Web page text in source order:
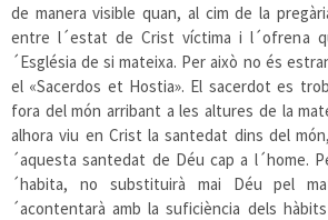
de manera visible quan, al cim de la
entre l´estat de Crist víctima i l´ofrena
´Església de si mateixa. Per això no és
el «Sacerdos et Hostia». El sacerdot es
fora del món arribant a les altures de la
alhora viu en Crist la santedat dins del
´aquesta santedat de Déu cap a l´home.
´habita, no substituirà mai Déu pel
´acontentarà amb la suficiència dels